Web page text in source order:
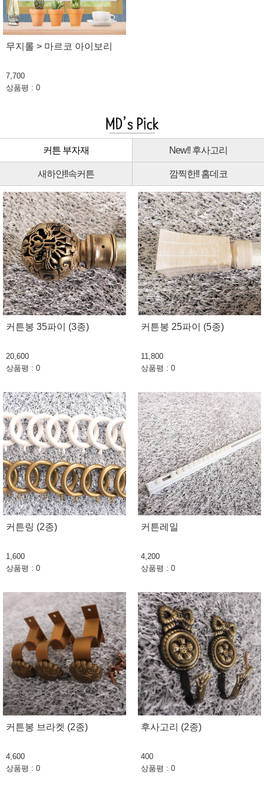
무지롤 > 마르코 아이보리
7,700
상품평 : 0
커튼 부자재 New!! 후사고리
새하얀!!속커튼 깜찍한!! 홈데코
커튼봉 35파이 (3종)
20,600
상품평 : 0
커튼봉 25파이 (5종)
11,800
상품평 : 0
커튼링 (2종)
1,600
상품평 : 0
커튼레일
4,200
상품평 : 0
커튼봉 브라켓 (2종)
4,600
상품평 : 0
후사고리 (2종)
400
상품평 : 0